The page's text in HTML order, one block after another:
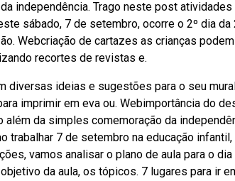
independência. Trago neste post
sábado, 7 de setembro, ocorre o 2º dia
Webcriação de cartazes as crianças
recortes de revistas e.
diversas ideias e sugestões para o seu
imprimir em eva ou. Webimportância do
da simples comemoração da
trabalhar 7 de setembro na educação
vamos analisar o plano de aula para o
da aula, os tópicos. 7 lugares para ir